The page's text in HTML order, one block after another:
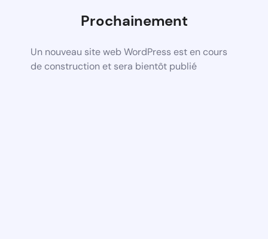
Prochainement
Un nouveau site web WordPress est en cours
de construction et sera bientôt publié